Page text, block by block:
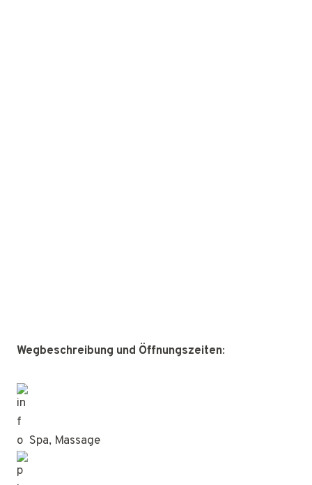
Wegbeschreibung und Öffnungszeiten:
Spa, Massage